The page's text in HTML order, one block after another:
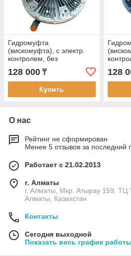
Гидромуфта
(вискомуфта), с электр.
контролем, без
крыльчатки на SCANIA, ,
FAN MARKET FM293
128 000 ₸
Купить
FM304
128
О нас
Рейтинг не сформирован
Менее 5 отзывов за последний
Работает с 21.02.2013
г. Алматы
г. Алматы, Мкр. Атырау 159, ТЦ
Алматы, Казахстан
Контакты
Сегодня выходной
Показать весь график работы